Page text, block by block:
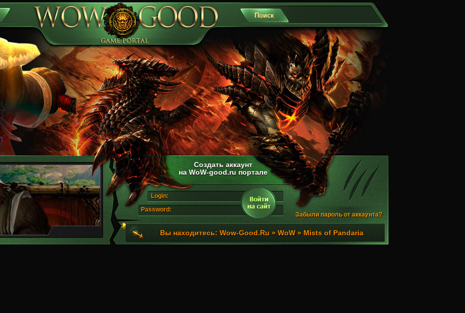
Создать аккаунт
на WoW-good.ru портале
Login:
Password:
Забыли пароль от аккаунта?
Вы находитесь: Wow-Good.Ru » WoW » Mists of Pandaria